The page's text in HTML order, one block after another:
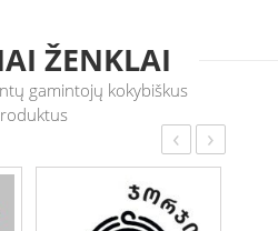
ŽENKLAI
gamintojų kokybiškus
‹ ›